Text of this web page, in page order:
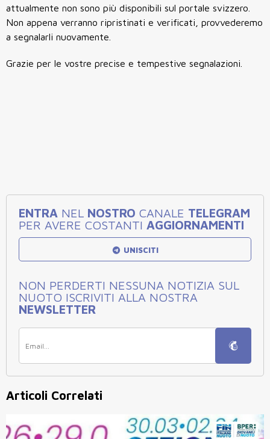
attualmente non sono più disponibili sul portale svizzero.
Non appena verranno ripristinati e verificati, provvederemo
a segnalarli nuovamente.
Grazie per le vostre precise e tempestive segnalazioni.
ENTRA NEL NOSTRO CANALE TELEGRAM
PER AVERE COSTANTI AGGIORNAMENTI
UNISCITI
NON PERDERTI NESSUNA NOTIZIA SUL
NUOTO ISCRIVITI ALLA NOSTRA
NEWSLETTER
Articoli Correlati